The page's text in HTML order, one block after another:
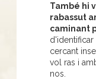
També hi
rabassut
caminant
d'identificar
cercant
vol ras i
nos.